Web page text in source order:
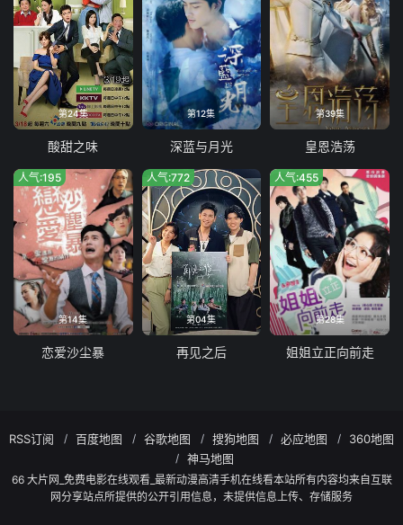
第24集
酸甜之味
第12集
深蓝与月光
第39集
皇恩浩荡
第14集
人气:195
恋爱沙尘暴
第04集
人气:772
再见之后
第28集
人气:455
姐姐立正向前走
RSS订阅 百度地图 谷歌地图 搜狗地图 必应地图
360地图
神马地图
66 大片网_免费电影在线观看_最新动漫高清手机在线看本站所有内容均来自互联
网分享站点所提供的公开引用信息，未提供信息上传、存储服务